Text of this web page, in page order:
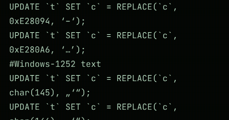
UPDATE `t` SET `c` = REPLACE(`c`,
0xE28094, ‘–‘);
UPDATE `t` SET `c` = REPLACE(`c`,
0xE280A6, ‘…’);
#Windows-1252 text
UPDATE `t` SET `c` = REPLACE(`c`,
char(145), „‘“);
UPDATE `t` SET `c` = REPLACE(`c`,